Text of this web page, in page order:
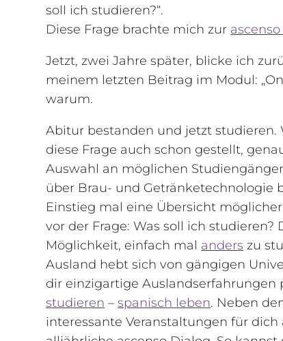
soll ich studieren?“.
Diese Frage brachte mich zur
Jetzt, zwei Jahre später, blicke ich
meinem letzten Beitrag im Modul:
warum.
Abitur bestanden und jetzt studieren.
diese Frage auch schon gestellt,
Auswahl an möglichen
über Brau- und Getränketechnologie
Einstieg mal eine Übersicht
vor der Frage: Was soll ich
Möglichkeit, einfach mal anders zu
Ausland hebt sich von gängigen
dir einzigartige
studieren –spanisch leben. Neben
interessante Veranstaltungen für